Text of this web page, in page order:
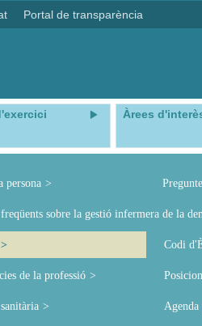
Portal de transparència
Àrees
persona
sobre la gestió infermera de la
Codi
de la professió
Agenda